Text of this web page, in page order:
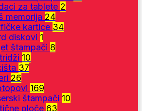
za tablete 2
memorija 24
kartice 34
diskovi 1
štampači 8
10
37
26
169
štampači 10
ploče 63